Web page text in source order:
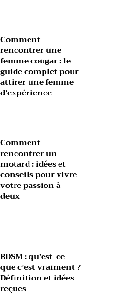
Comment
rencontrer une
femme cougar : le
guide complet pour
attirer une femme
d’expérience
Comment
rencontrer un
motard : idées et
conseils pour vivre
votre passion à
deux
BDSM : qu’est-ce
que c’est vraiment ?
Définition et idées
reçues